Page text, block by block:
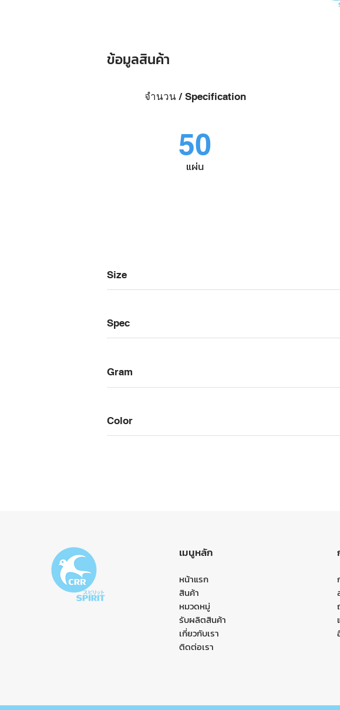
ข้อมูลสินค้า
จำนวน / Specification
50
แผ่น
Size
Spec
Gram
Color
เมนูหลัก
หน้าแรก
สินค้า
หมวดหมู่
รับผลิตสินค้า
เกี่ยวกับเรา
ติดต่อเรา